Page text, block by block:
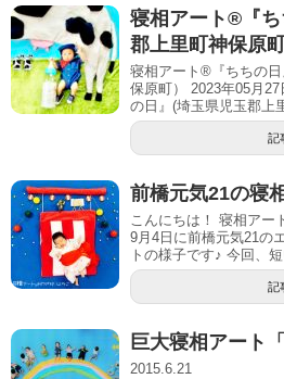
寝相アート®︎『
郡上里町神保原
寝相アート®『ちちの
保原町） 2023年05月
の日』(埼玉県児玉郡上
記
前橋元気21の寝
こんにちは！ 寝相アー
9月4日に前橋元気21の
トの様子です♪ 今回、
記
巨大寝相アート
2015.6.21